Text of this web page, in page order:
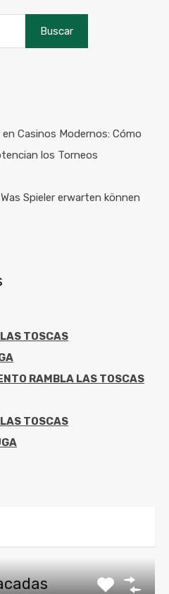
Buscar
Casinos Modernos: Cómo
los Torneos
Spieler erwarten können
TOSCAS
RAMBLA LAS TOSCAS
TOSCAS